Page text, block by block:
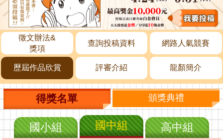
徵文辦法&
獎項
查詢投稿資料 網路人氣競賽
歷屆作品欣賞 評審介紹 龍顏簡介
得獎名單 頒獎典禮
國小組 國中組 高中組